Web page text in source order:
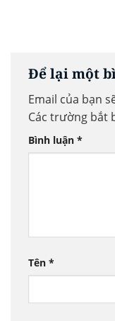
Để lại một
Email của bạn
Các trường bắt
Bình luận *
Tên *